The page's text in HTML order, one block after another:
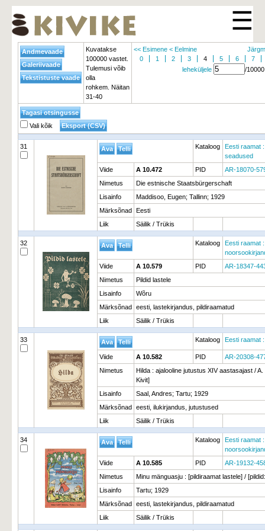
☰
Kuvatakse
100000 vastet.
Tulemusi võib
olla
rohkem. Näitan
31-40
<< Esimene < Eelmine
0
1 2 3 4 5 6
7
leheküljele
/10000
Vali kõik
31 Kataloog
Eesti raamat
seadused
Viide
A 10.472 PID
AR-18070-
Nimetus
Die estnische Staatsbürgerschaft
Lisainfo
Maddisoo, Eugen; Tallinn; 1929
Märksõnad Eesti
Liik
Säilik / Trükis
32 Kataloog
Eesti raamat
Viide
A 10.579 PID
AR-18347-
Nimetus
Pildid lastele
Lisainfo
Wõru
Märksõnad eesti, lastekirjandus, pildiraamatud
Liik
Säilik / Trükis
33 Kataloog Eesti raamat
Viide A 10.582 PID
AR-20308-
Nimetus
Hilda : ajalooline jutustus XIV aastasajast /
Kivit]
Lisainfo
Saal, Andres; Tartu; 1929
Märksõnad eesti, ilukirjandus, jutustused
Liik
Säilik / Trükis
34 Kataloog
Eesti raamat
Viide
A 10.585 PID
AR-19132-
Nimetus
Minu mänguasju : [pildiraamat lastele] /
Lisainfo
Tartu; 1929
Märksõnad eesti, lastekirjandus, pildiraamatud
Liik
Säilik / Trükis